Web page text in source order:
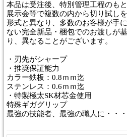
本品は受注後、特別管理工程のも
展示会等で複数の内から切り試し
形式と異なり、多数のお客様が手
ない完全新品・梱包でのお渡しが
り、異なることがございます。
・刃先がシャープ
・推奨保証能力
カラー鉄板：0.8ｍｍ迄
ステンレス：0.6ｍｍ迄
・特製極太SK材芯金使用
特殊ギガグリップ
最強の技能者、最強の職人に・・